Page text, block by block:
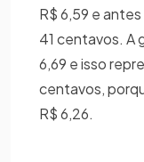
R$ 6,59 e
41 centavos. A
6,69 e isso
centavos,
R$ 6,26.